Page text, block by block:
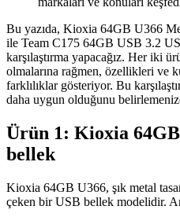
Bu yazıda, Kioxia 64GB U366
ile Team C175 64GB USB 3.2
karşılaştırma yapacağız. Her iki
olmalarına rağmen, özellikleri ve
farklılıklar gösteriyor. Bu
daha uygun olduğunu
Ürün 1: Kioxia
bellek
Kioxia 64GB U366, şık metal
çeken bir USB bellek modelidir.